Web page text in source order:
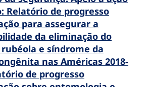
Relatório de progresso
para assegurar a
da eliminação do
e síndrome da
nas Américas 2018-
de progresso